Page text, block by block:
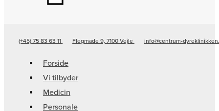
(+45) 75 83 63 11 Flegmade 9, 7100 Vejle info@centrum-
Forside
Vi tilbyder
Medicin
Personale